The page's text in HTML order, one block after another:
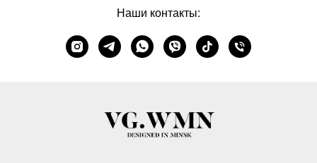
Наши контакты: